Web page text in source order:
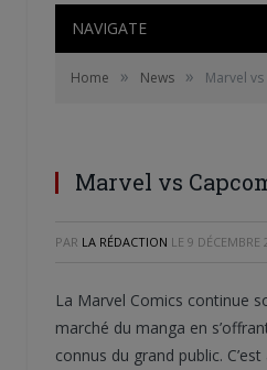
NAVIGATE
Home » News » Marvel
Marvel vs
PAR LA RÉDACTION LE 9 DÉCEMBRE
La Marvel Comics continue
marché du manga en
connus du grand public.